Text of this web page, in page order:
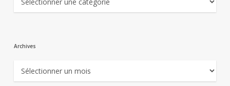
Archives
Archives